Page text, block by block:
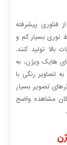
فناوری پیشرفته
نوری بسیار کم و
تولید کنند.
هایک ویژن، به
تصاویر رنگی با
تصویر بسیار
مشاهده واضح